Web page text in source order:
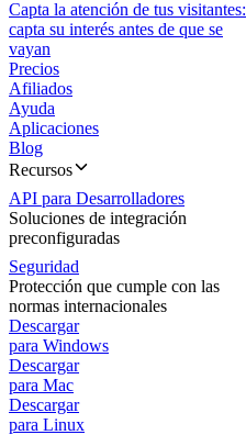
Capta la atención de tus visitantes:
capta su interés antes de que se
vayan
Precios
Afiliados
Ayuda
Aplicaciones
Blog
Recursos
API para Desarrolladores
Soluciones de integración
preconfiguradas
Seguridad
Protección que cumple con las
normas internacionales
Descargar
para Windows
Descargar
para Mac
Descargar
para Linux